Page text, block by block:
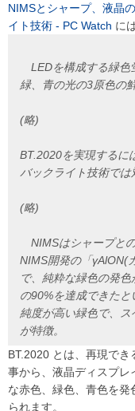
NIMSとシャープ、液晶
イト技術 - PC Watch に
LEDを構成する緑色
緑、青の光の3原色の
(略)
BT.2020を実現するに
バックライト技術では
(略)
NIMSはシャープと
NIMS開発の「γAlON(
で、純粋な緑色の発
の90%を達成できた
純度が高い緑色で、
が特徴。
BT.2020 とは、再現で
事から、液晶ディスプ
な赤色、緑色、青色を発
られます。